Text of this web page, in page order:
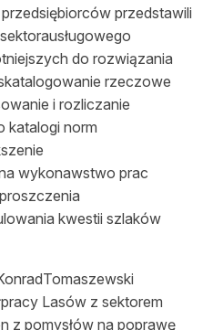
przedstawili
do rozwiązania
rzeczowe
i rozliczanie
katalogi norm
wykonawstwo prac
kwestii szlaków
Lasów z sektorem
z pomysłów na poprawę